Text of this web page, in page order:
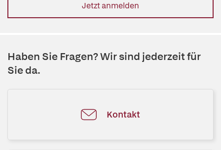
Jetzt anmelden
Haben Sie Fragen? Wir sind jederzeit für
Sie da.
Kontakt